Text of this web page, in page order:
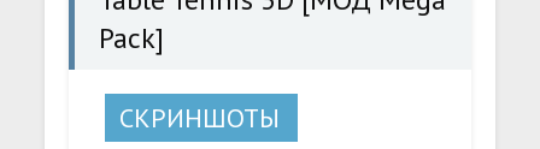
Pack]
СКРИНШОТЫ